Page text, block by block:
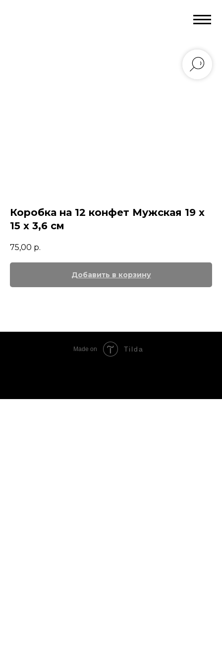
Коробка на 12 конфет Мужская 19 х
15 х 3,6 см
75,00 р.
Добавить в корзину
Made on Tilda